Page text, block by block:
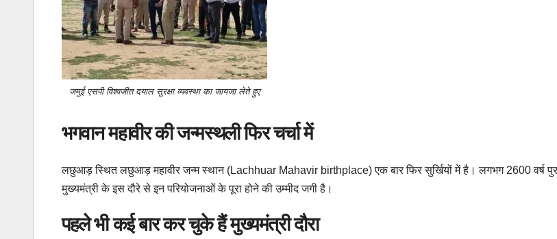
जमुई एसपी विश्वजीत दयाल सुरक्षा व्यवस्था का जायजा लेते हुए
भगवान महावीर की जन्मस्थली फिर चर्चा में
लछुआड़ स्थित लछुआड़ महावीर जन्म स्थान (Lachhuar Mahavir birthplace) एक बार फिर सुर्खियों में है। लगभग 2600 वर्ष
मुख्यमंत्री के इस दौरे से इन परियोजनाओं के पूरा होने की उम्मीद जगी है।
पहले भी कई बार कर चुके हैं मुख्यमंत्री दौरा